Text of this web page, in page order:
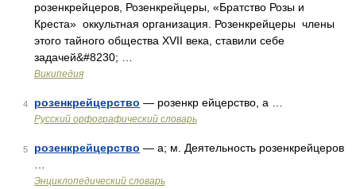
розенкрейцеров, Розенкрейцеры, «Братство Розы и
Креста» оккультная организация. Розенкрейцеры члены
этого тайного общества XVII века, ставили себе
задачей&#8230; …
Википедия
4 розенкрейцерство — розенкр ейцерство, а …
Русский орфографический словарь
5 розенкрейцерство — а; м. Деятельность розенкрейцеров
Энциклопедический словарь